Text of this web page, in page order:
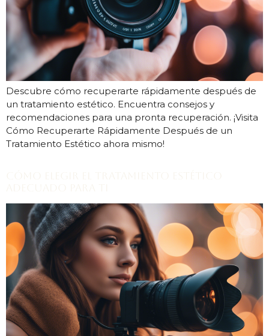
Descubre cómo recuperarte rápidamente después de
un tratamiento estético. Encuentra consejos y
recomendaciones para una pronta recuperación. ¡Visita
Cómo Recuperarte Rápidamente Después de un
Tratamiento Estético ahora mismo!